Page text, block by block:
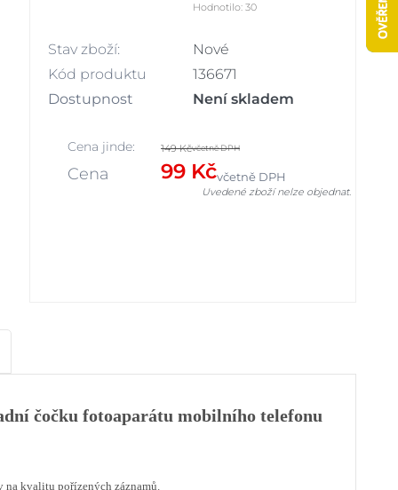
Hodnotilo: 30
Stav zboží:
Nové
Kód produktu
136671
Dostupnost
Není skladem
Cena jinde: 149 Kčvčetně DPH
Cena 99 Kčvčetně DPH
Uvedené zboží nelze objednat.
čočku fotoaparátu mobilního telefonu
kvalitu pořízených záznamů.